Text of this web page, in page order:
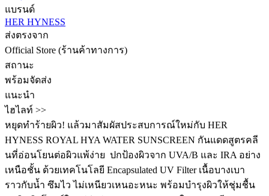
แบรนด์
HER HYNESS
ส่งตรงจาก
Official Store (ร้านค้าทางการ)
สถานะ
พร้อมจัดส่ง
แนะนำ
ไฮไลท์ >>
หยุดทำร้ายผิว! แล้วมาสัมผัสประสบการณ์ใหม่กับ HER
HYNESS ROYAL HYA WATER SUNSCREEN กันแดดสูตรคลี
นที่อ่อนโยนต่อผิวแพ้ง่าย ️ ปกป้องผิวจาก UVA/B และ IRA อย่าง
เหนือชั้น ด้วยเทคโนโลยี Encapsulated UV Filter เนื้อบางเบา
ราวกับน้ำ ซึมไว ไม่เหนียวเหนอะหนะ พร้อมบำรุงผิวให้ชุ่มชื้น